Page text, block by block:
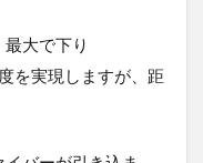
大で下り
を実現しますが、距